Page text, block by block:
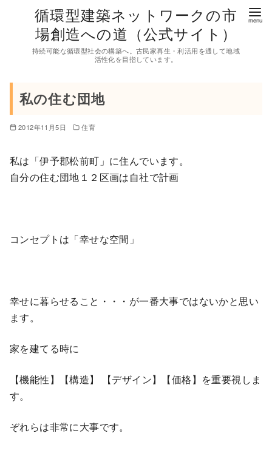
循環型建築ネットワークの市
場創造への道（公式サイト）
持続可能な循環型社会の構築へ。古民家再生・利活用を通して地域
活性化を目指しています。
私の住む団地
2012年11月5日 住育
私は「伊予郡松前町」に住んでいます。
自分の住む団地１２区画は自社で計画
コンセプトは「幸せな空間」
幸せに暮らせること・・・が一番大事ではないかと思い
ます。
家を建てる時に
【機能性】【構造】 【デザイン】【価格】を重要視しま
す。
ぞれらは非常に大事です。